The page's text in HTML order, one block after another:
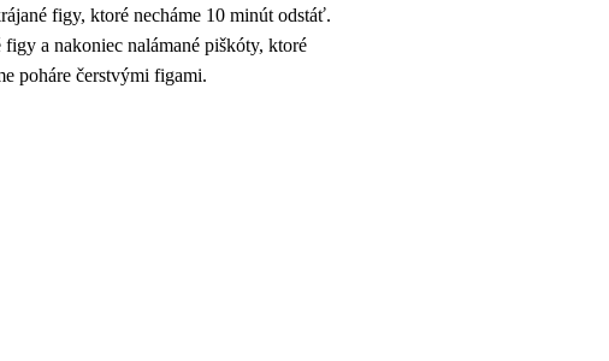
figy, ktoré necháme 10 minút odstáť.
a nakoniec nalámané piškóty, ktoré
poháre čerstvými figami.